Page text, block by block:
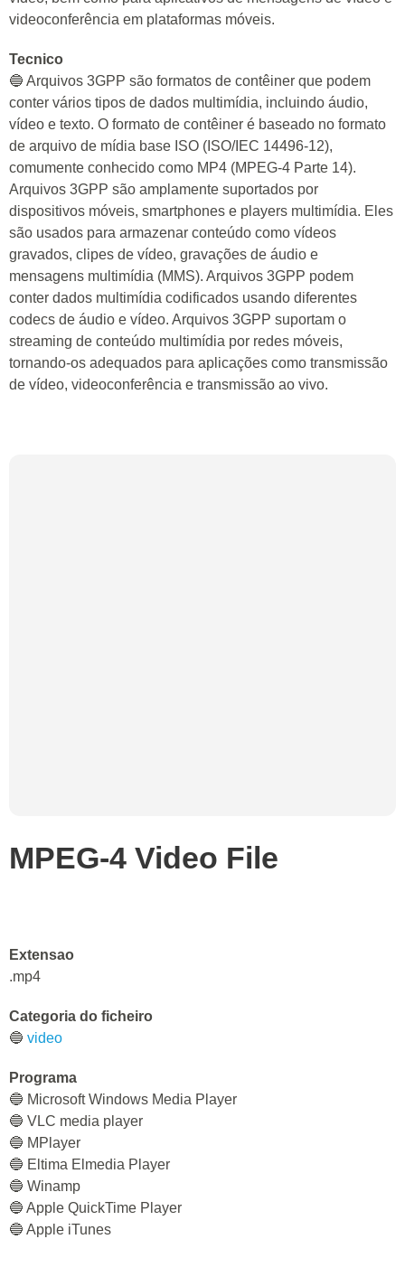
videoconferência em plataformas móveis.
Tecnico
🔵 Arquivos 3GPP são formatos de contêiner que podem
conter vários tipos de dados multimídia, incluindo áudio,
vídeo e texto. O formato de contêiner é baseado no formato
de arquivo de mídia base ISO (ISO/IEC 14496-12),
comumente conhecido como MP4 (MPEG-4 Parte 14).
Arquivos 3GPP são amplamente suportados por
dispositivos móveis, smartphones e players multimídia. Eles
são usados para armazenar conteúdo como vídeos
gravados, clipes de vídeo, gravações de áudio e
mensagens multimídia (MMS). Arquivos 3GPP podem
conter dados multimídia codificados usando diferentes
codecs de áudio e vídeo. Arquivos 3GPP suportam o
streaming de conteúdo multimídia por redes móveis,
tornando-os adequados para aplicações como transmissão
de vídeo, videoconferência e transmissão ao vivo.
MPEG-4 Video File
Extensao
.mp4
Categoria do ficheiro
🔵 video
Programa
🔵 Microsoft Windows Media Player
🔵 VLC media player
🔵 MPlayer
🔵 Eltima Elmedia Player
🔵 Winamp
🔵 Apple QuickTime Player
🔵 Apple iTunes